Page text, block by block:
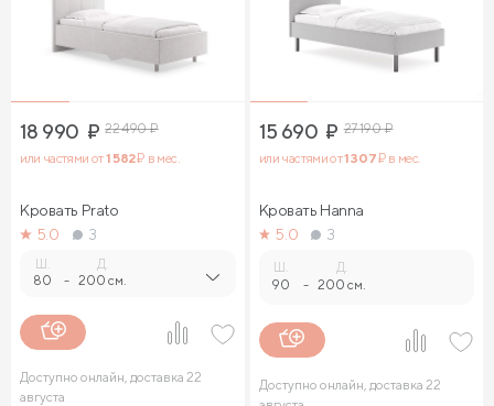
18 990 ₽ 22 490₽
или частями от1 582₽ в мес.
Кровать Prato
5.0
3
80 -
Д.
200 см.
Доступно онлайн, доставка 22
августа
15 690 ₽ 27 190₽
или частями от1 307₽ в мес.
Кровать Hanna
5.0
3
90 -
Д.
200 см.
Доступно онлайн, доставка 22